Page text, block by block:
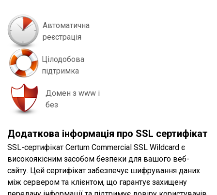
Автоматична
реєстрація
Цілодобова
підтримка
Домен з www і
без
Додаткова інформація про SSL сертифікат
SSL-сертифікат Certum Commercial SSL Wildcard є
високоякісним засобом безпеки для вашого веб-
сайту. Цей сертифікат забезпечує шифрування даних
між сервером та клієнтом, що гарантує захищену